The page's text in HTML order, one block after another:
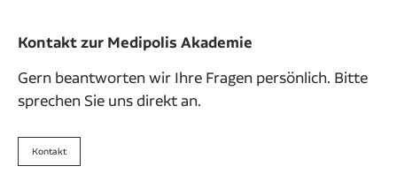
Kontakt zur Medipolis Akademie
Gern beantworten wir Ihre Fragen persönlich. Bitte
sprechen Sie uns direkt an.
Kontakt